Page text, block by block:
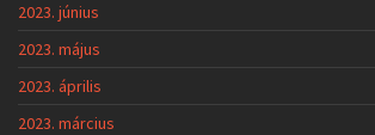
2023. június
2023. május
2023. április
2023. március